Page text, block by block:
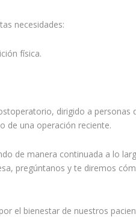
necesidades:
física.
dirigido a personas
de una operación reciente.
de manera continuada a lo
pregúntanos y te diremos
el bienestar de nuestros